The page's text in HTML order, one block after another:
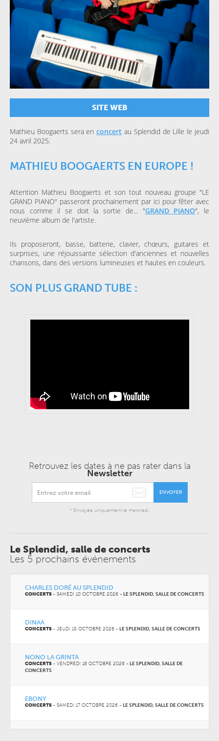
SITE WEB
Mathieu Boogaerts sera enconcert au Splendid de Lille le jeudi
24 avril 2025.
MATHIEU BOOGAERTS EN EUROPE !
Attention Mathieu Boogaerts et son tout nouveau groupe "LE
GRAND PIANO" passeront prochainement par ici pour fêter avec
nous comme il se doit la sortie de... "GRAND PIANO", le
neuvième album de l'artiste.
Ils proposeront, basse, batterie, clavier, chœurs, guitares et
surprises, une réjouissante sélection d'anciennes et nouvelles
chansons, dans des versions lumineuses et hautes en couleurs.
SON PLUS GRAND TUBE :
Retrouvez les dates à ne pas rater dans la
Newsletter
ENVOYER
* Envoyée uniquement le mercredi.
Le Splendid, salle de concerts
Les 5 prochains événements
CHARLES DORÉ AU SPLENDID
CONCERTS - SAMEDI 10 OCTOBRE 2026 - LE SPLENDID, SALLE DE CONCERTS
DINAA
CONCERTS - JEUDI 15 OCTOBRE 2026 - LE SPLENDID, SALLE DE CONCERTS
NONO LA GRINTA
CONCERTS - VENDREDI 16 OCTOBRE 2026 - LE SPLENDID, SALLE DE
CONCERTS
EBONY
CONCERTS - SAMEDI 17 OCTOBRE 2026 - LE SPLENDID, SALLE DE CONCERTS